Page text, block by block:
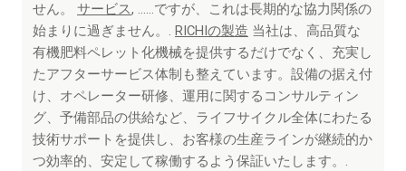
せん。 サービス, ……ですが、これは長期的な協力関係の
始まりに過ぎません。. RICHIの製造 当社は、高品質な
有機肥料ペレット化機械を提供するだけでなく、充実し
たアフターサービス体制も整えています。設備の据え付
け、オペレーター研修、運用に関するコンサルティン
グ、予備部品の供給など、ライフサイクル全体にわたる
技術サポートを提供し、お客様の生産ラインが継続的か
つ効率的、安定して稼働するよう保証いたします。.